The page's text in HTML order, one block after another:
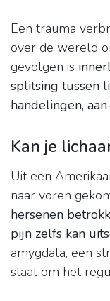
Een trauma
over de wereld
gevolgen is
splitsing tussen
handelingen,
Kan je
Uit een
naar voren
hersenen
pijn zelfs kan
amygdala, een
staat om het